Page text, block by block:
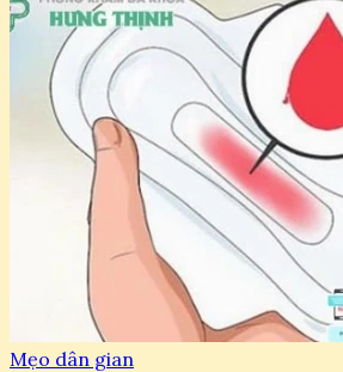
Mẹo dân gian